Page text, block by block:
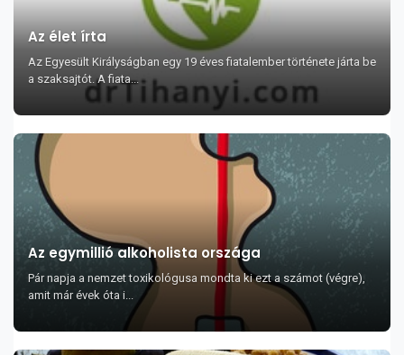
Az élet írta
Az Egyesült Királyságban egy 19 éves fiatalember története járta be
a szaksajtót. A fiata...
Az egymillió alkoholista országa
Pár napja a nemzet toxikológusa mondta ki ezt a számot (végre),
amit már évek óta i...